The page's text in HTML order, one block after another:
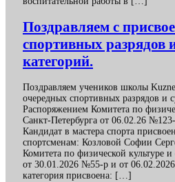
Поздравляем с
спортивных разрядов
категорий.
Поздравляем учеников школы
очередных спортивных разрядов и
Распоряжением Комитета по
Санкт-Петербурга от 06.02.26
Кандидат в мастера спорта
спортсменам: Козловой Софии
Комитета по физической культуре
от 30.01.2026 №55-р и от
категория присвоена: […]